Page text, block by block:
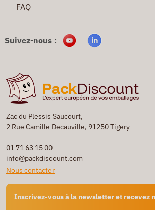
Zac du Plessis Saucourt,
2 Rue Camille Decauville, 91250 Tigery
01 71 63 15 00
info@packdiscount.com
Nous contacter
Inscrivez-vous à la newsletter et recevez
FAQ
Suivez-nous :